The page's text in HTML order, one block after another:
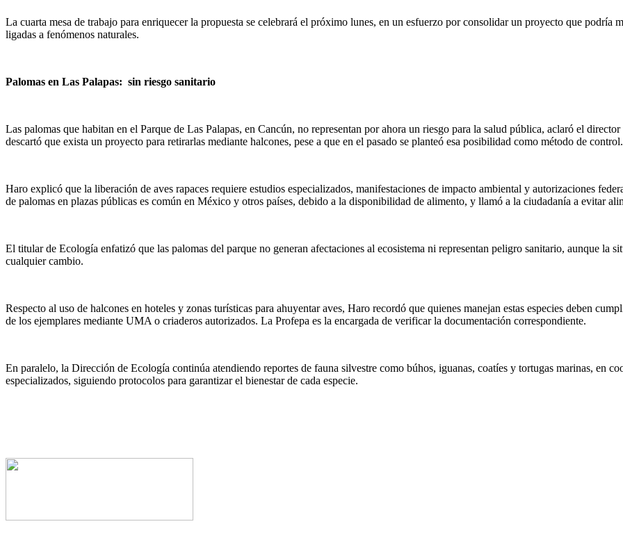
La cuarta mesa de trabajo para enriquecer la propuesta se celebrará el próximo lunes, en un esfuerzo por consolidar un proyecto que podría
ligadas a fenómenos naturales.
Palomas en Las Palapas: sin riesgo sanitario
Las palomas que habitan en el Parque de Las Palapas, en Cancún, no representan por ahora un riesgo para la salud pública, aclaró el
descartó que exista un proyecto para retirarlas mediante halcones, pese a que en el pasado se planteó esa posibilidad como método de control.
Haro explicó que la liberación de aves rapaces requiere estudios especializados, manifestaciones de impacto ambiental y autorizaciones
de palomas en plazas públicas es común en México y otros países, debido a la disponibilidad de alimento, y llamó a la ciudadanía a evitar
El titular de Ecología enfatizó que las palomas del parque no generan afectaciones al ecosistema ni representan peligro sanitario, aunque la
cualquier cambio.
Respecto al uso de halcones en hoteles y zonas turísticas para ahuyentar aves, Haro recordó que quienes manejan estas especies deben
de los ejemplares mediante UMA o criaderos autorizados. La Profepa es la encargada de verificar la documentación correspondiente.
En paralelo, la Dirección de Ecología continúa atendiendo reportes de fauna silvestre como búhos, iguanas, coatíes y tortugas marinas, en
especializados, siguiendo protocolos para garantizar el bienestar de cada especie.